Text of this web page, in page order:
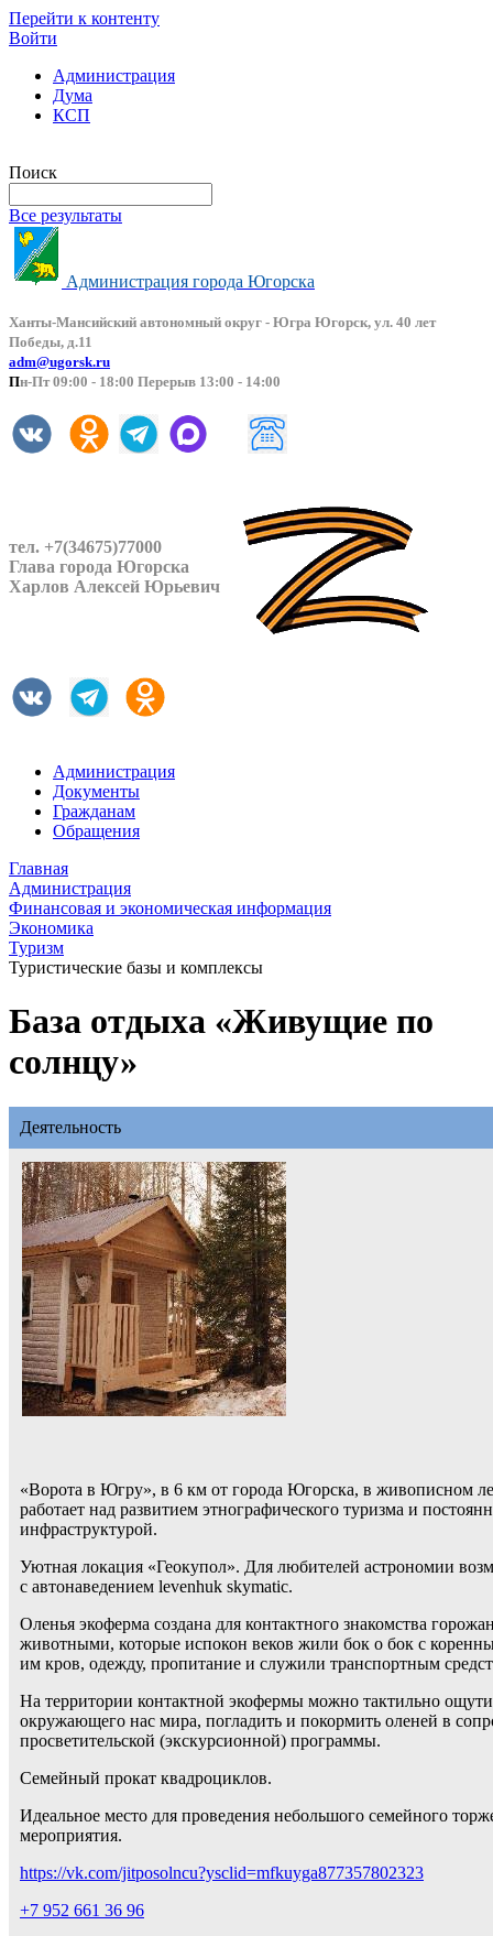
Перейти к контенту
Войти
Администрация
Дума
КСП
Поиск
Все результаты
Администрация города Югорска
Ханты-Мансийский автономный округ - Югра Югорск, ул. 40 лет
Победы, д.11
adm@ugorsk.ru
Пн-Пт 09:00 - 18:00 Перерыв 13:00 - 14:00
тел. +7(34675)77000
Глава города Югорска
Харлов Алексей Юрьевич
Администрация
Документы
Гражданам
Обращения
Главная
Администрация
Финансовая и экономическая информация
Экономика
Туризм
Туристические базы и комплексы
База отдыха «Живущие по
солнцу»
Деятельность
«Ворота в Югру», в 6 км от города Югорска, в живописном
работает над развитием этнографического туризма и
инфраструктурой.
Уютная локация «Геокупол». Для любителей астрономии
с автонаведением levenhuk skymatic.
Оленья экоферма создана для контактного знакомства
животными, которые испокон веков жили бок о бок с
им кров, одежду, пропитание и служили транспортным
На территории контактной экофермы можно тактильно
окружающего нас мира, погладить и покормить оленей в
просветительской (экскурсионной) программы.
Семейный прокат квадроциклов.
Идеальное место для проведения небольшого семейного
мероприятия.
https://vk.com/jitposolncu?ysclid=mfkuyga877357802323
+7 952 661 36 96